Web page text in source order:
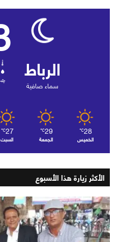
الرباط
سماء صافية
28
℃
الخميس
29
℃
الجمعة
27
℃
السبت
الأكثر زيارة هذا الأسبوع